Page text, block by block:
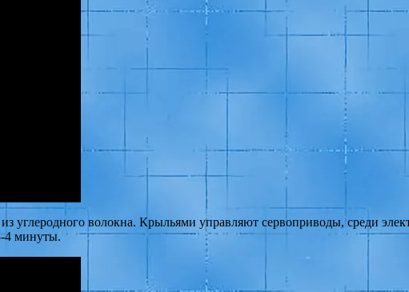
углеродного волокна. Крыльями управляют сервоприводы, среди
4 минуты.